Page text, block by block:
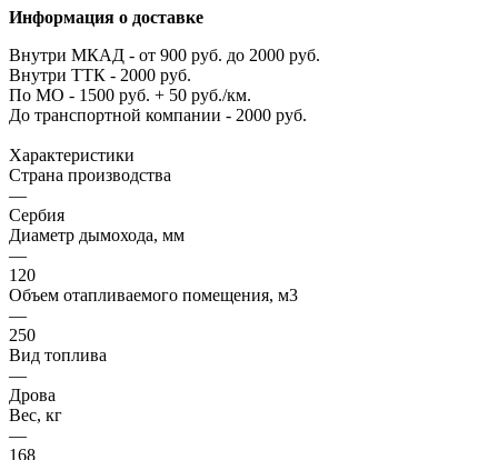
Информация о доставке
Внутри МКАД - от 900 руб. до 2000 руб.
Внутри ТТК - 2000 руб.
По МО - 1500 руб. + 50 руб./км.
До транспортной компании - 2000 руб.
Характеристики
Страна производства
—
Сербия
Диаметр дымохода, мм
—
120
Объем отапливаемого помещения, м3
—
250
Вид топлива
—
Дрова
Вес, кг
—
168